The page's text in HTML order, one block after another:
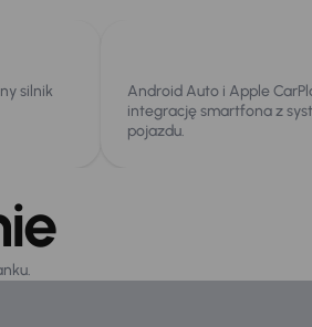
silnik
Android Auto i Apple
integrację smartfona z
pojazdu.